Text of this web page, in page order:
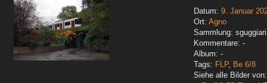
Datum: 9. Januar
Ort: Agno
Sammlung:
Kommentare: -
Album: -
Tags: FLP, Be 6/8
Siehe alle Bilder von: